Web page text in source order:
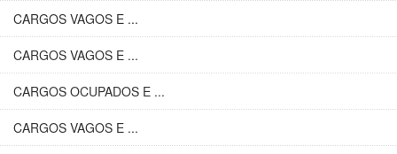
CARGOS VAGOS E ...
CARGOS VAGOS E ...
CARGOS OCUPADOS E ...
CARGOS VAGOS E ...